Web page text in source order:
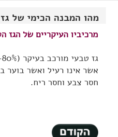
מהו המבנה הכימי של
מרכיביו העיקריים של הגז
גז טבעי מורכב בעיקר (80%-95%)
אשר אינו רעיל ואשר בוער
חסר צבע וחסר ריח.